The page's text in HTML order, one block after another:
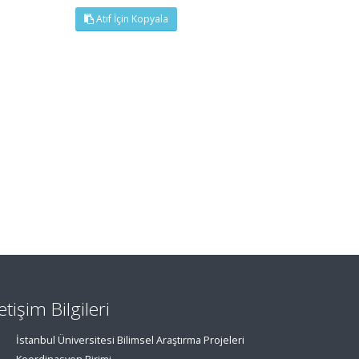
Atıf İçin Kopyala
Bilgileri
İstanbul Üniversitesi Bilimsel Araştırma Projeleri